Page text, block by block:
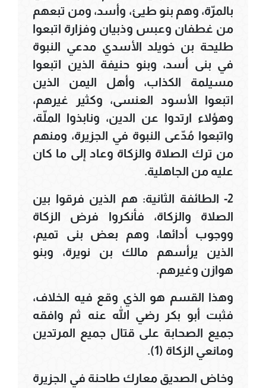
بالمرّة، وهم بنو طيئ، وأسد، ومن تبعهم
من غطفان وعبس وذبيان وفزارة اتبعوا
طليحة بن خويلد الأسدي مدعي النبوة
في بنى أسد، وبنو حنيفة الذين اتبعوا
مسيلمة الكذاب، وأهل اليمن الذين
اتبعوا الأسود العنسى، وكثير غيرهم،
وهؤلاء ارتدوا عن الدين، ونابذوا الملّة،
واتبعوا مُدّعى النبوة في الجزيرة، ومنهم
من ترك الصلاة والزكاة وعاد إلى ما كان
عليه من الجاهلية.
2- الطائفة الثانية: هم الذين فرقوا بين
الصلاة والزكاة، فأنكروا فرض الزكاة
ووجوب أدائها، وهم بعض بنى تميم،
الذين يرأسهم مالك بن نويرة، وبنو
هوازن وغيرهم.
وهذا القسم هو الذي وقع فيه الخلاف،
فثبت أبو بكر رضي الله عنه ثم وافقه
جميع الصحابة على قتال جميع المرتدين
ومانعي الزكاة (1).
وخاض الصديق معارك طاحنة في الجزيرة